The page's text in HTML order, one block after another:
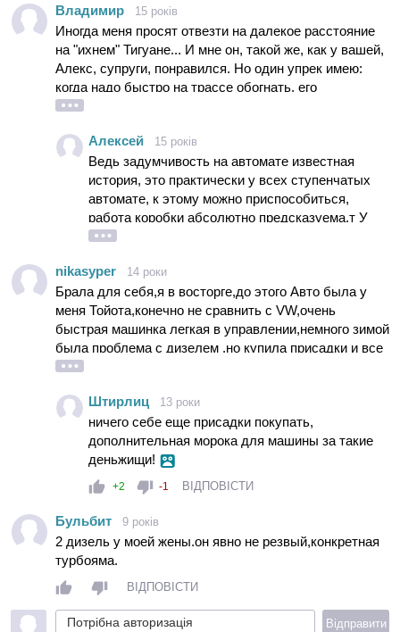
Владимир 15 років
Иногда меня просят отвезти на далекое расстояние
на "ихнем" Тигуане... И мне он, такой же, как у вашей,
Алекс, супруги, понравился. Но один упрек имею:
когда надо быстро на трассе обогнать, его
"задумчивость и недостаточная решительность"
яркие комментарии прямо в салоне... Как с этим
бороться? Встречные, ведь, быстро приближаются!!!
Алексей 15 років
Ведь задумчивость на автомате известная
история, это практически у всех ступенчатых
автомате, к этому можно приспособиться,
работа коробки абсолютно предсказуема.т У
вариатора таких вопросов не возникает но
машины.
nikasyper 14 роки
Брала для себя,я в восторге,до этого Авто была у
меня Тойота,конечно не сравнить с VW,очень
быстрая машинка легкая в управлении,немного зимой
была проблема с дизелем .но купила присадки и все
ОК!
Штирлиц 13 роки
ничего себе еще присадки покупать,
дополнительная морока для машины за такие
деньжищи!
+2 -1 ВІДПОВІСТИ
Бульбит 9 років
2 дизель у моей жены.он явно не резвый,конкретная
турбояма.
ВІДПОВІСТИ
Потрібна авторизація Відправити